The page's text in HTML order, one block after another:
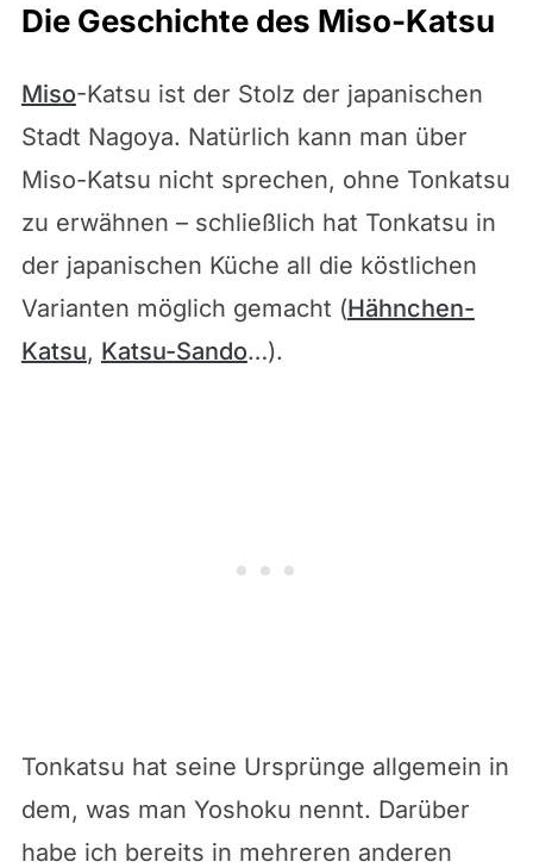
Die Geschichte des Miso-Katsu
Miso-Katsu ist der Stolz der japanischen
Stadt Nagoya. Natürlich kann man über
Miso-Katsu nicht sprechen, ohne Tonkatsu
zu erwähnen – schließlich hat Tonkatsu in
der japanischen Küche all die köstlichen
Varianten möglich gemacht (Hähnchen-
Katsu, Katsu-Sando…).
Tonkatsu hat seine Ursprünge allgemein in
dem, was man Yoshoku nennt. Darüber
habe ich bereits in mehreren anderen